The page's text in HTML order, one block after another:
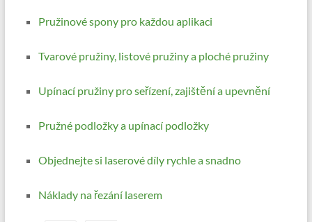
Pružinové spony pro každou aplikaci
Tvarové pružiny, listové pružiny a ploché pružiny
Upínací pružiny pro seřízení, zajištění a upevnění
Pružné podložky a upínací podložky
Objednejte si laserové díly rychle a snadno
Náklady na řezání laserem